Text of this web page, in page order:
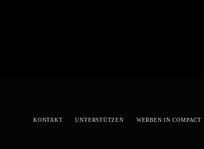
KONTAKT UNTERSTÜTZEN WERBEN IN COMPACT